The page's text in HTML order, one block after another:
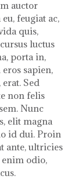
auctor
feugiat ac,
quis,
luctus
porta in,
sapien,
Sed
non felis
Nunc
elit magna
id dui. Proin
ante, ultricies
enim odio,